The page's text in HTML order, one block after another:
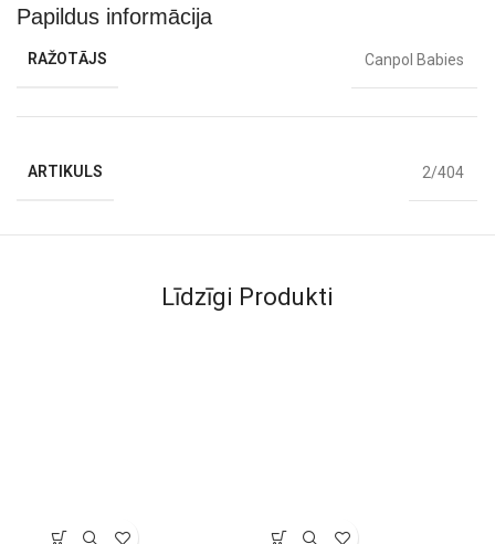
Vecums: no 12 mēnešiem.
Materiāls: plastmasa.
Apskati arī citus
Papildus informācija
RAŽOTĀJS Canpol Babies
ARTIKULS 2/404
Līdzīgi Produkti